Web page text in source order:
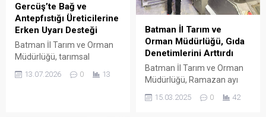
Gercüş’te Bağ ve
Antepfıstığı Üreticilerine
Erken Uyarı Desteği
Batman İl Tarım ve Orman
Müdürlüğü, tarımsal
artırmak amacıyla Gercüş
13.07.2026 0 13
Batman İl Tarım ve
Orman Müdürlüğü, Gıda
Denetimlerini Arttırdı
Batman İl Tarım ve Orman
Müdürlüğü, Ramazan ayı
sağlamak amacıyla
15.03.2025 0 42